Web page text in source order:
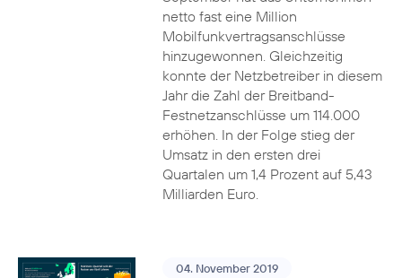
netto fast eine Million
Mobilfunkvertragsanschlüsse
hinzugewonnen. Gleichzeitig
konnte der Netzbetreiber in diesem
Jahr die Zahl der Breitband-
Festnetzanschlüsse um 114.000
erhöhen. In der Folge stieg der
Umsatz in den ersten drei
Quartalen um 1,4 Prozent auf 5,43
Milliarden Euro.
04. November 2019